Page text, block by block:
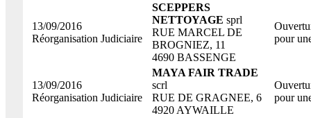
13/09/2016
Réorganisation Judiciaire
SCEPPERS
NETTOYAGE sprl
RUE MARCEL DE
BROGNIEZ, 11
4690 BASSENGE
pour
13/09/2016
Réorganisation Judiciaire
MAYA FAIR TRADE
scrl
RUE DE GRAGNEE, 6
4920 AYWAILLE
pour